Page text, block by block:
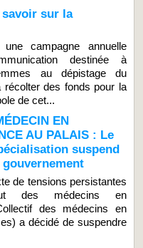
savoir sur la
campagne annuelle
destinée à
au dépistage du
des fonds pour la
de cet...
EN
AU PALAIS : Le
suspend
de tensions persistantes
des médecins en
des médecins en
a décidé de suspendre